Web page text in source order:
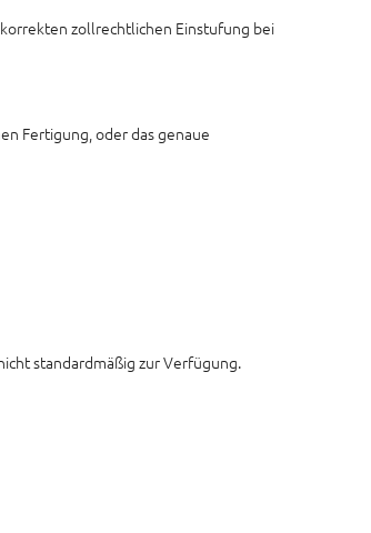
zollrechtlichen Einstufung bei
Fertigung, oder das genaue
standardmäßig zur Verfügung.